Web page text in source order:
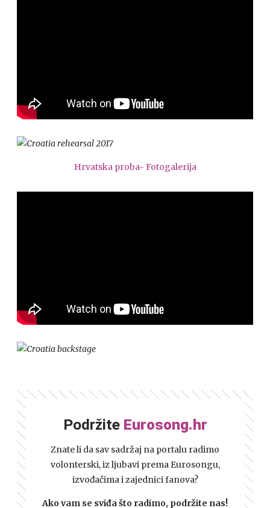
Hrvatska proba- Fotogalerija
Podržite Eurosong.hr
Znate li da sav sadržaj na portalu radimo
volonterski, iz ljubavi prema Eurosongu,
izvođačima i zajednici fanova?
Ako vam se sviđa što radimo, podržite nas!